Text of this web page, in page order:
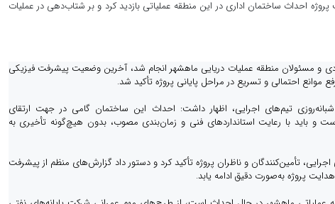
احداث ساختمان اداری در این منطقه عملیاتی بازدید کرد و بر شتاب‌دهی در عملیات
و مسئولان منطقه عملیات دریایی ماهشهر انجام شد، آخرین وضعیت پیشرفت فیزیکی
موانع احتمالی و تسریع در مراحل پایانی پروژه تأکید شد.
تیم‌های اجرایی، اظهار داشت: احداث این ساختمان گامی در جهت ارتقای
و باید با رعایت استانداردهای فنی و زمان‌بندی مصوب، بدون هیچ‌گونه تأخیری به
تأمین‌کنندگان و ناظران پروژه تأکید کرد و دستور داد گزارش‌های منظم از پیشرفت
پروژه به‌صورت دقیق ادامه یابد.